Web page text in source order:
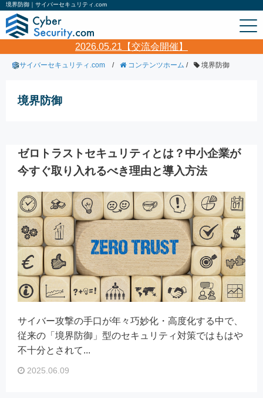
境界防御｜サイバーセキュリティ.com
2026.05.21【交流会開催】
サイバーセキュリティ.com / コンテンツホーム / 境界防御
境界防御
ゼロトラストセキュリティとは？中小企業が
今すぐ取り入れるべき理由と導入方法
サイバー攻撃の手口が年々巧妙化・高度化する中で、
従来の「境界防御」型のセキュリティ対策ではもはや
不十分とされて...
2025.06.09